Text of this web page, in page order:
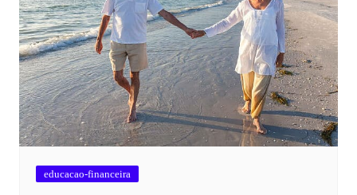
educacao-financeira